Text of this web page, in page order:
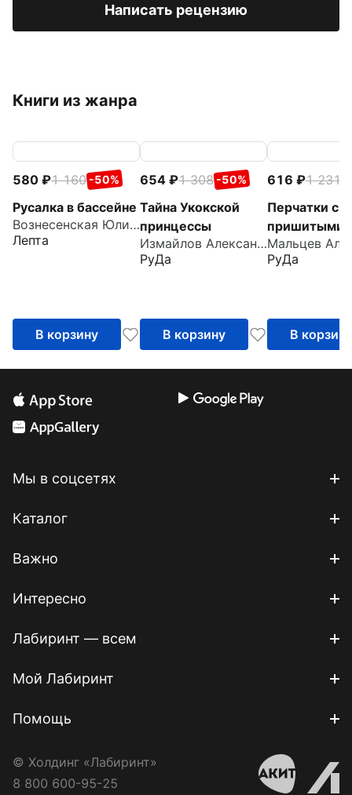
Написать рецензию
Книги из жанра
580 1 160 -50%
Русалка в бассейне
Вознесенская Юлия Николаевна
Лепта
В корзину
654 1 308 -50%
Тайна Укокской
принцессы
Измайлов Александр
РуДа
В корзину
616 1 231
Перчатки с
пришитыми
пальцами
РуДа
В корзину
Мы в соцсетях
Каталог
Важно
Интересно
Лабиринт — всем
Мой Лабиринт
Помощь
© Холдинг «Лабиринт»
8 800 600-95-25